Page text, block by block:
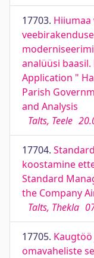
17703. Hiiumaa
analüüsi
Application "
Parish
and Analysis
Talts, Teele
17704.
koostamine
Standard
the Company
Talts, Thekla
17705.
omavaheliste